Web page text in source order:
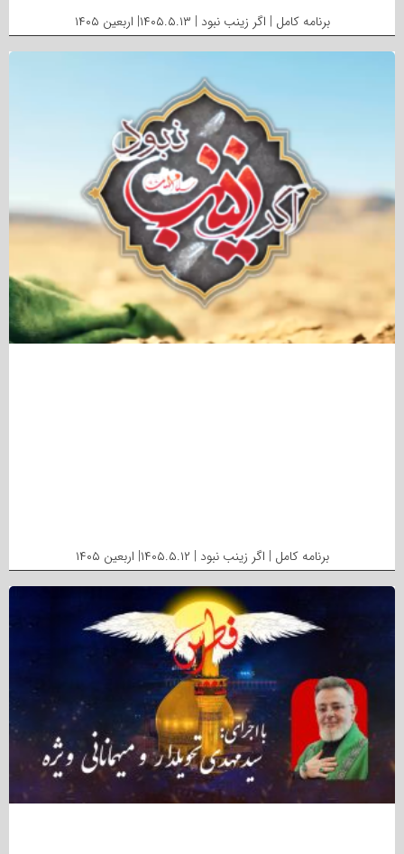
برنامه کامل | اگر زینب نبود | ۱۴۰۵.۵.۱۳| اربعین ۱۴۰۵
برنامه کامل | اگر زینب نبود | ۱۴۰۵.۵.۱۲| اربعین ۱۴۰۵